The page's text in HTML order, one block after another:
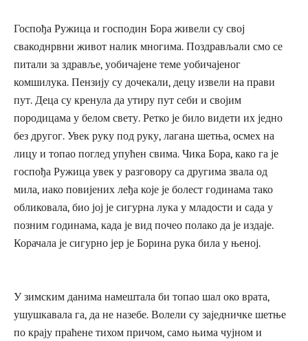
Госпођа Ружица и господин Бора живели су свој
свакоднрвни живот налик многима. Поздрављали смо се
питали за здравље, уобичајене теме уобичајеног
комшилука. Пензију су дочекали, децу извели на прави
пут. Деца су кренула да утиру пут себи и својим
породицама у белом свету. Ретко је било видети их једно
без другог. Увек руку под руку, лагана шетња, осмех на
лицу и топао поглед упућен свима. Чика Бора, како га је
госпођа Ружица увек у разговору са другима звала од
мила, иако повијених леђа које је болест годинама тако
обликовала, био јој је сигурна лука у младости и сада у
позним годинама, када је вид почео полако да је издаје.
Корачала је сигурно јер је Борина рука била у њеној.
У зимским данима намештала би топао шал око врата,
ушушкавала га, да не назебе. Волели су заједничке шетње
по крају праћене тихом причом, само њима чујном и